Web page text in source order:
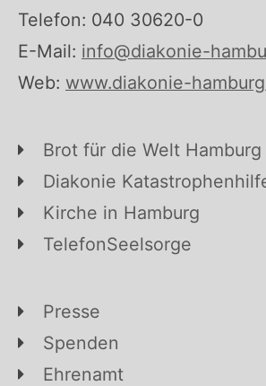
Telefon: 040 30620-0
E-Mail: info@diakonie-
Web: www.diakonie-
Brot für die Welt Hamburg
Diakonie
Kirche in Hamburg
TelefonSeelsorge
Presse
Spenden
Ehrenamt